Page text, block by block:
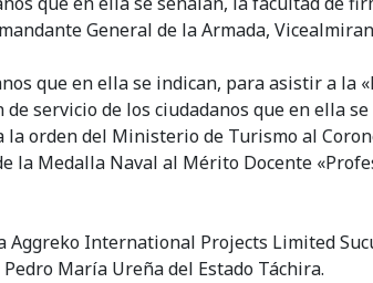
General de la Armada,
que en ella se indican, para asistir a la
servicio de los ciudadanos que en ella
la orden del Ministerio de Turismo al
la Medalla Naval al Mérito Docente
International Projects Limited
María Ureña del Estado Táchira.